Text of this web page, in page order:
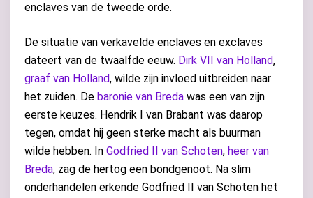
enclaves van de tweede orde.
De situatie van verkavelde enclaves en exclaves
dateert van de twaalfde eeuw. Dirk VII van Holland,
graaf van Holland, wilde zijn invloed uitbreiden naar
het zuiden. De baronie van Breda was een van zijn
eerste keuzes. Hendrik I van Brabant was daarop
tegen, omdat hij geen sterke macht als buurman
wilde hebben. In Godfried II van Schoten, heer van
Breda, zag de hertog een bondgenoot. Na slim
onderhandelen erkende Godfried II van Schoten het